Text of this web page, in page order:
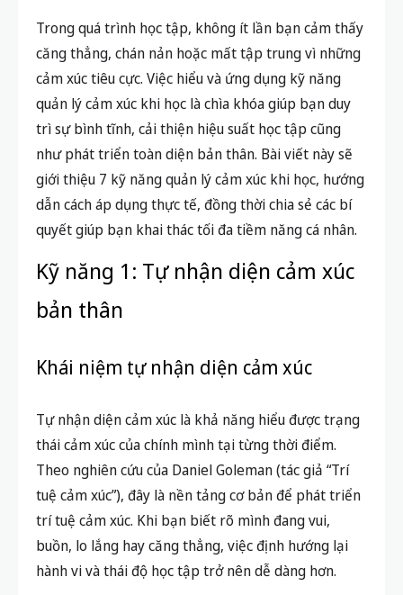
Trong quá trình học tập, không ít lần bạn cảm thấy
căng thẳng, chán nản hoặc mất tập trung vì những
cảm xúc tiêu cực. Việc hiểu và ứng dụng kỹ năng
quản lý cảm xúc khi học là chìa khóa giúp bạn duy
trì sự bình tĩnh, cải thiện hiệu suất học tập cũng
như phát triển toàn diện bản thân. Bài viết này sẽ
giới thiệu 7 kỹ năng quản lý cảm xúc khi học, hướng
dẫn cách áp dụng thực tế, đồng thời chia sẻ các bí
quyết giúp bạn khai thác tối đa tiềm năng cá nhân.
Kỹ năng 1: Tự nhận diện cảm xúc
bản thân
Khái niệm tự nhận diện cảm xúc
Tự nhận diện cảm xúc là khả năng hiểu được trạng
thái cảm xúc của chính mình tại từng thời điểm.
Theo nghiên cứu của Daniel Goleman (tác giả “Trí
tuệ cảm xúc”), đây là nền tảng cơ bản để phát triển
trí tuệ cảm xúc. Khi bạn biết rõ mình đang vui,
buồn, lo lắng hay căng thẳng, việc định hướng lại
hành vi và thái độ học tập trở nên dễ dàng hơn.